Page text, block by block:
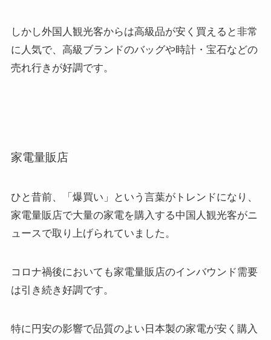
しかし外国人観光客からは高級品が安く買えると非常
に人気で、高級ブランドのバッグや時計・宝石などの
売れ行きが好調です。
家電量販店
ひと昔前、「爆買い」という言葉がトレンドになり、
家電量販店で大量の家電を購入する中国人観光客がニ
ュースで取り上げられていました。
コロナ禍後においても家電量販店のインバウンド需要
は引き続き好調です。
特に円安の影響で品質のよい日本製の家電が安く購入